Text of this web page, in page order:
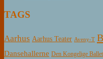
TAGS
Aarhus Aarhus Teater Aveny-T
Dansehallerne Den Kongelige Ballet